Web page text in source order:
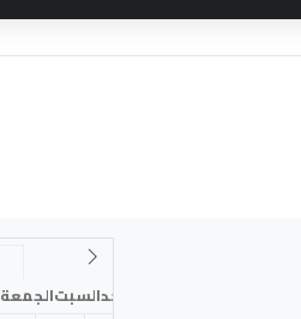
الجمعةالسبتالأحد